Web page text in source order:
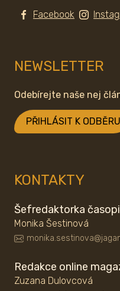
Facebook
NEWSLETTER
Odebírejte naše nej
PŘIHLÁSIT K ODBĚRU
KONTAKTY
Šefredaktorka
Monika Šestinová
Redakce online
Zuzana Dulovcová